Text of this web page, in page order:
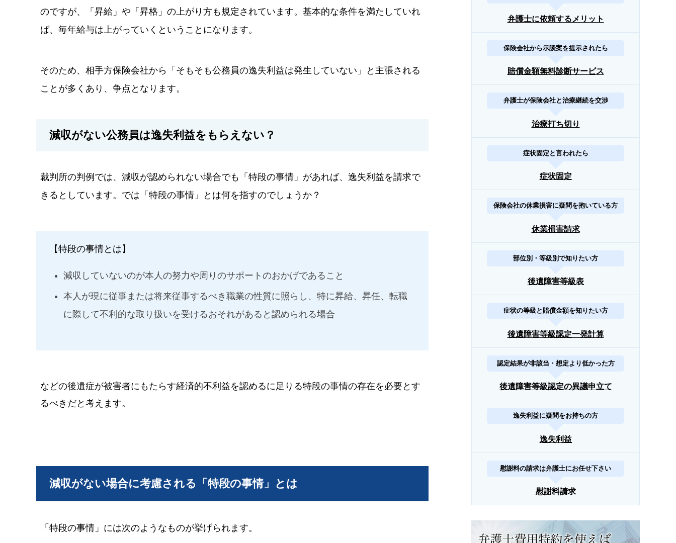
のですが、「昇給」や「昇格」の上がり方も規定されています。基本的な条件を満たしていれ
ば、毎年給与は上がっていくということになります。
そのため、相手方保険会社から「そもそも公務員の逸失利益は発生していない」と主張される
ことが多くあり、争点となります。
減収がない公務員は逸失利益をもらえない？
裁判所の判例では、減収が認められない場合でも「特段の事情」があれば、逸失利益を請求で
きるとしています。では「特段の事情」とは何を指すのでしょうか？
【特段の事情とは】
減収していないのが本人の努力や周りのサポートのおかげであること
本人が現に従事または将来従事するべき職業の性質に照らし、特に昇給、昇任、転職
に際して不利的な取り扱いを受けるおそれがあると認められる場合
などの後遺症が被害者にもたらす経済的不利益を認めるに足りる特段の事情の存在を必要とす
るべきだと考えます。
減収がない場合に考慮される「特段の事情」とは
「特段の事情」には次のようなものが挙げられます。
弁護士に依頼するメリット
保険会社から示談案を提示されたら
賠償金額無料診断サービス
弁護士が保険会社と治療継続を交渉
治療打ち切り
症状固定と言われたら
症状固定
保険会社の休業損害に疑問を抱いている方
休業損害請求
部位別・等級別で知りたい方
後遺障害等級表
症状の等級と賠償金額を知りたい方
後遺障害等級認定一発計算
認定結果が非該当・想定より低かった方
後遺障害等級認定の異議申立て
逸失利益に疑問をお持ちの方
逸失利益
慰謝料の請求は弁護士にお任せ下さい
慰謝料請求